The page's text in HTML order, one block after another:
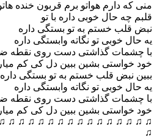
منی که دارم هواتو برم قربون خنده
قلبم چه حال خوبی داره با تو
نبض قلب خستم به تو بستگی داره
یه حال خوبی تو نگاته وابستگی داره
با چشمات گذاشتی دست روی نقطه
خود خواستی بشین ببین دل کی کم
ببین نبض قلب خستم به تو بستگی داره
یه حال خوبی تو نگاته وابستگی داره
با چشمات گذاشتی دست روی نقطه
خود خواستی بشین ببین دل کی کم
♫ ♫ ♫ ♫ ♫ ♫ ♫ ♫ ♫ ♫ ♫ ♫ ♫ ♫ ♫
♫